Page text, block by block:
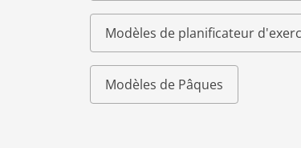
Modèles de planificateur
Modèles de Pâques